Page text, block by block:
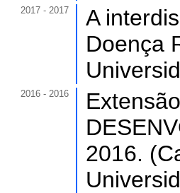
2017 - 2017
A
Doença
2016 - 2016
2016.